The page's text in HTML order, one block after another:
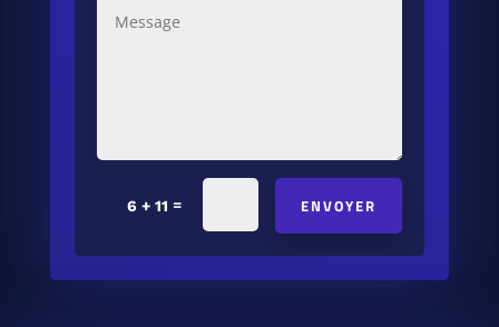
6 + 11 = ENVOYER